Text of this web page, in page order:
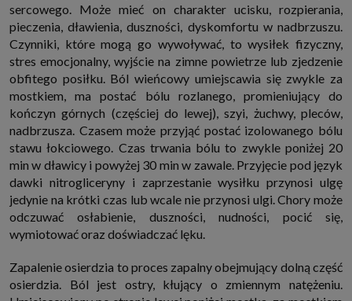
sercowego. Może mieć on charakter ucisku, rozpierania,
pieczenia, dławienia, duszności, dyskomfortu w nadbrzuszu.
Czynniki, które mogą go wywoływać, to wysiłek fizyczny,
stres emocjonalny, wyjście na zimne powietrze lub zjedzenie
obfitego posiłku. Ból wieńcowy umiejscawia się zwykle za
mostkiem, ma postać bólu rozlanego, promieniujący do
kończyn górnych (częściej do lewej), szyi, żuchwy, pleców,
nadbrzusza. Czasem może przyjąć postać izolowanego bólu
stawu łokciowego. Czas trwania bólu to zwykle poniżej 20
min w dławicy i powyżej 30 min w zawale. Przyjęcie pod język
dawki nitrogliceryny i zaprzestanie wysiłku przynosi ulgę
jedynie na krótki czas lub wcale nie przynosi ulgi. Chory może
odczuwać osłabienie, duszności, nudności, pocić się,
wymiotować oraz doświadczać lęku.
Zapalenie osierdzia to proces zapalny obejmujący dolną część
osierdzia. Ból jest ostry, kłujący o zmiennym natężeniu.